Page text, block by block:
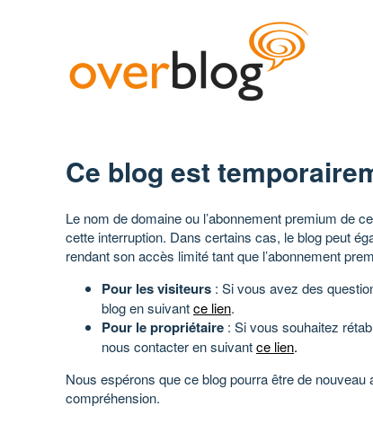
Ce blog est
Le nom de domaine ou l’abonnement premium de
cette interruption. Dans certains cas, le blog peut
rendant son accès limité tant que l’abonnement
Pour les visiteurs : Si vous avez des
blog en suivantce lien.
Pour le propriétaire : Si vous souhaitez
nous contacter en suivantce lien.
Nous espérons que ce blog pourra être de
compréhension.